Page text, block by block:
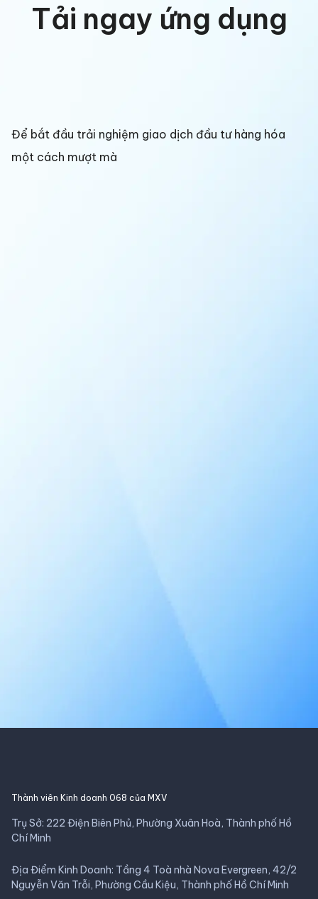
Tải ngay ứng dụng
Để bắt đầu trải nghiệm giao dịch đầu tư hàng hóa
một cách mượt mà
Thành viên Kinh doanh 068 của MXV
Trụ Sở: 222 Điện Biên Phủ, Phường Xuân Hoà, Thành phố Hồ
Chí Minh
Địa Điểm Kinh Doanh: Tầng 4 Toà nhà Nova Evergreen, 42/2
Nguyễn Văn Trỗi, Phường Cầu Kiệu, Thành phố Hồ Chí Minh